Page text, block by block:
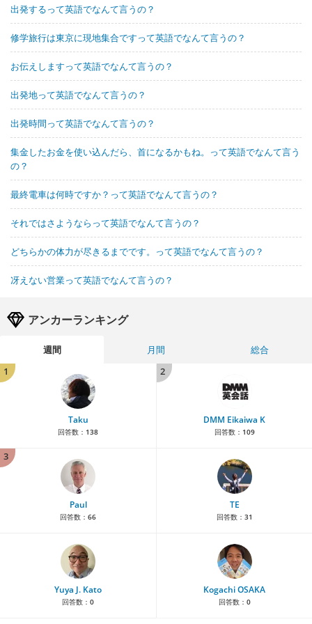
出発するって英語でなんて言うの？
修学旅行は東京に現地集合ですって英語でなんて言うの？
お伝えしますって英語でなんて言うの？
出発地って英語でなんて言うの？
出発時間って英語でなんて言うの？
集金したお金を使い込んだら、首になるかもね。って英語でなんて言う
の？
最終電車は何時ですか？って英語でなんて言うの？
それではさようならって英語でなんて言うの？
どちらかの体力が尽きるまでです。って英語でなんて言うの？
冴えない営業って英語でなんて言うの？
アンカーランキング
週間 月間
総合
1
Taku
回答数： 138
2
DMM Eikaiwa K
回答数： 109
3
Paul
回答数： 66
TE
回答数： 31
Yuya J. Kato
回答数： 0
Kogachi OSAKA
回答数： 0